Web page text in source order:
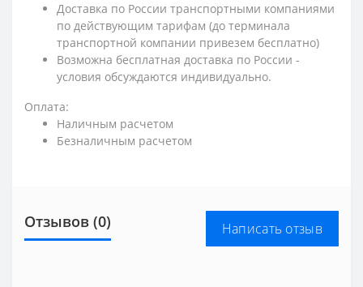
Доставка по России транспортными компаниями
по действующим тарифам (до терминала
транспортной компании привезем бесплатно)
Возможна бесплатная доставка по России -
условия обсуждаются индивидуально.
Оплата:
Наличным расчетом
Безналичным расчетом
Отзывов (0) Написать отзыв